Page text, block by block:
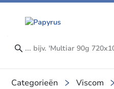
Categorieën Viscom